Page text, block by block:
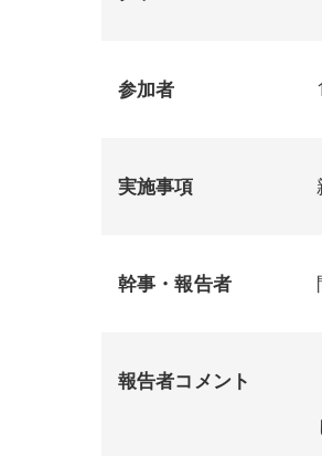
参加者
実施事項
幹事・報告者
報告者コメント